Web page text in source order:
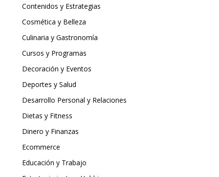
Contenidos y Estrategias
Cosmética y Belleza
Culinaria y Gastronomía
Cursos y Programas
Decoración y Eventos
Deportes y Salud
Desarrollo Personal y Relaciones
Dietas y Fitness
Dinero y Finanzas
Ecommerce
Educación y Trabajo